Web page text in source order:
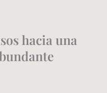
hacia una